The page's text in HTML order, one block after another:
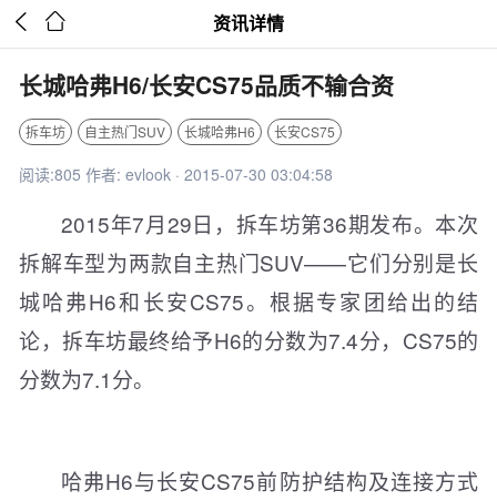
  资讯详情
长城哈弗H6/长安CS75品质不输合资
拆车坊 自主热门SUV 长城哈弗H6 长安CS75
阅读:805 作者: evlook · 2015-07-30 03:04:58
2015年7月29日，拆车坊第36期发布。本次
拆解车型为两款自主热门SUV——它们分别是长
城哈弗H6和长安CS75。根据专家团给出的结
论，拆车坊最终给予H6的分数为7.4分，CS75的
分数为7.1分。
哈弗H6与长安CS75前防护结构及连接方式